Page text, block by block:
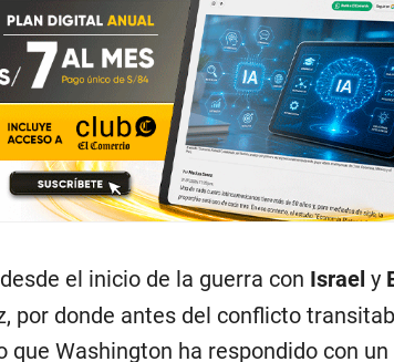
el inicio de la guerra con Israel y
por donde antes del conflicto
que Washington ha respondido con